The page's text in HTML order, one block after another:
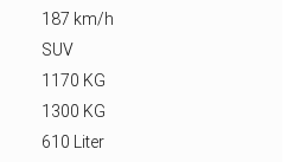
187 km/h
SUV
1170 KG
1300 KG
610 Liter